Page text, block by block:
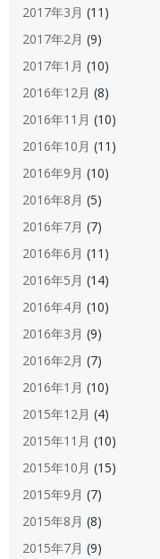
2017年3月 (11)
2017年2月 (9)
2017年1月 (10)
2016年12月 (8)
2016年11月 (10)
2016年10月 (11)
2016年9月 (10)
2016年8月 (5)
2016年7月 (7)
2016年6月 (11)
2016年5月 (14)
2016年4月 (10)
2016年3月 (9)
2016年2月 (7)
2016年1月 (10)
2015年12月 (4)
2015年11月 (10)
2015年10月 (15)
2015年9月 (7)
2015年8月 (8)
2015年7月 (9)